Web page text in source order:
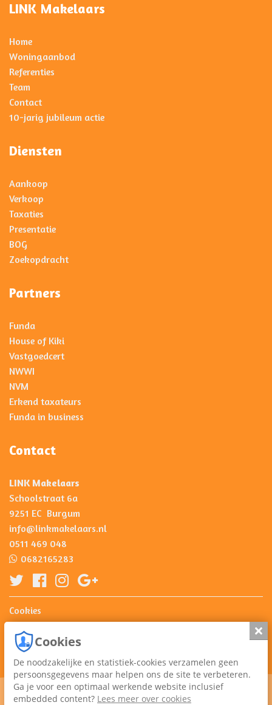
LINK Makelaars
Home
Woningaanbod
Referenties
Team
Contact
10-jarig jubileum actie
Diensten
Aankoop
Verkoop
Taxaties
Presentatie
BOG
Zoekopdracht
Partners
Funda
House of Kiki
Vastgoedcert
NWWI
NVM
Erkend taxateurs
Funda in business
Contact
LINK Makelaars
Schoolstraat 6a
9251 EC Burgum
info@linkmakelaars.nl
0511 469 048
0682165283
Cookies
Privacy
Cookies
De noodzakelijke en statistiek-cookies verzamelen geen
persoonsgegevens maar helpen ons de site te verbeteren.
Ga je voor een optimaal werkende website inclusief
embedded content? Lees meer over cookies